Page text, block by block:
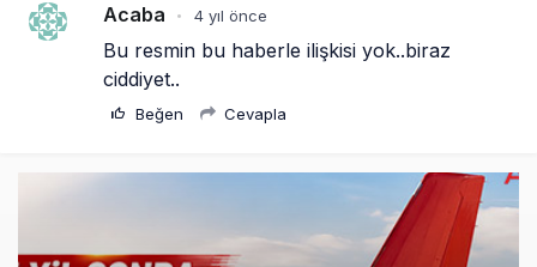
Acaba • 4 yıl önce
Bu resmin bu haberle ilişkisi yok..biraz
ciddiyet..
Beğen Cevapla